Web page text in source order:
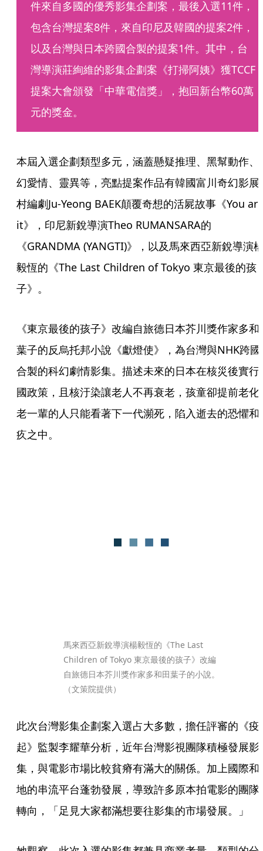
件來自多國的優秀影集企劃案，最後入選11件，
包含台灣提案8件，來自印尼及韓國的提案2件，
以及台灣與日本跨國合製的提案1件。其中，台
灣導演莊絢維的影集企劃案《打掃阿姨》獲TCCF
提案大會頒發「中華電信獎」，抱回新台幣60萬
元的獎金。
本屆入選企劃類型多元，涵蓋懸疑推理、黑幫動作、
幻愛情、靈異等，亮點提案作品有韓國富川奇幻影展
村編劇Ju-Yeong BAEK顛覆奇想的活屍故事《You are
it》，印尼新銳導演Theo RUMANSARA的
《GRANDMA (YANGTI)》，以及馬來西亞新銳導演
毅恆的《The Last Children of Tokyo 東京最後的孩
子》。
《東京最後的孩子》改編自旅德日本芥川獎作家多和
葉子的反烏托邦小說《獻燈使》，為台灣與NHK跨國
合製的科幻劇情影集。描述未來的日本在核災後實行
國政策，且核汙染讓老人不再衰老，孩童卻提前老化
老一輩的人只能看著下一代瀕死，陷入逝去的恐懼和
疚之中。
馬來西亞新銳導演楊毅恆的《The Last
Children of Tokyo 東京最後的孩子》改編
自旅德日本芥川獎作家多和田葉子的小說。
（文策院提供）
此次台灣影集企劃案入選占大多數，擔任評審的《疫
起》監製李耀華分析，近年台灣影視團隊積極發展影
集，與電影市場比較貧瘠有滿大的關係。加上國際和
地的串流平台蓬勃發展，導致許多原本拍電影的團隊
轉向，「足見大家都滿想要往影集的市場發展。」